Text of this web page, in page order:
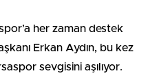
her zaman destek
Erkan Aydın, bu kez
sevgisini aşılıyor.